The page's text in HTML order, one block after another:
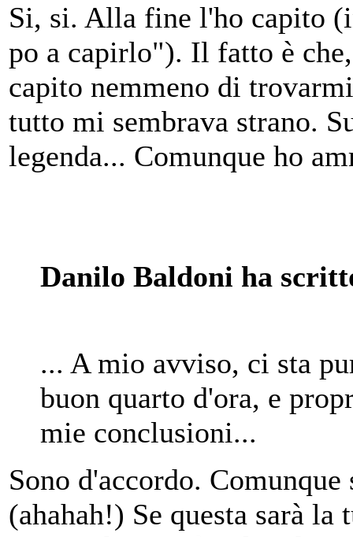
Si, si. Alla fine l'ho capito
po a capirlo"). Il fatto è
capito nemmeno di
tutto mi sembrava strano.
legenda... Comunque ho
Danilo Baldoni ha
... A mio avviso, ci sta
buon quarto d'ora, e
mie conclusioni...
Sono d'accordo.
(ahahah!) Se questa sarà